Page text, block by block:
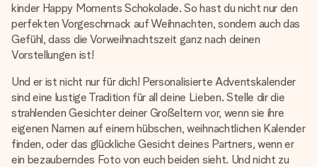
kinder Happy Moments Schokolade. So hast du nicht nur den
perfekten Vorgeschmack auf Weihnachten, sondern auch das
Gefühl, dass die Vorweihnachtszeit ganz nach deinen
Vorstellungen ist!
Und er ist nicht nur für dich! Personalisierte Adventskalender
sind eine lustige Tradition für all deine Lieben. Stelle dir die
strahlenden Gesichter deiner Großeltern vor, wenn sie ihre
eigenen Namen auf einem hübschen, weihnachtlichen Kalender
finden, oder das glückliche Gesicht deines Partners, wenn er
ein bezauberndes Foto von euch beiden sieht. Und nicht zu